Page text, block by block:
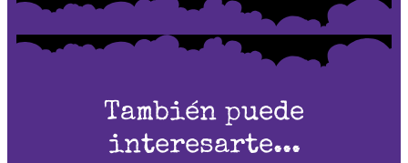
También puede
interesarte...